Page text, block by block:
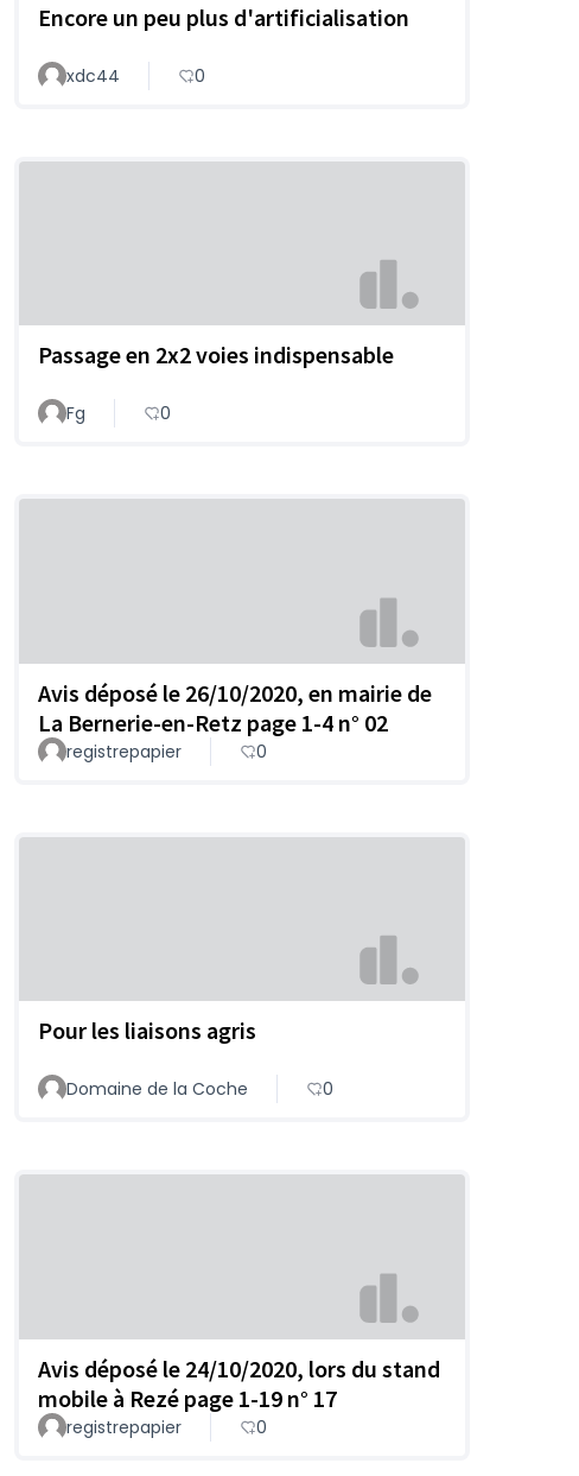
Encore un peu plus d'artificialisation
xdc44 0
Passage en 2x2 voies indispensable
Fg 0
Avis déposé le 26/10/2020, en mairie de
La Bernerie-en-Retz page 1-4 n° 02
registrepapier 0
Pour les liaisons agris
Domaine de la Coche 0
Avis déposé le 24/10/2020, lors du stand
mobile à Rezé page 1-19 n° 17
registrepapier 0